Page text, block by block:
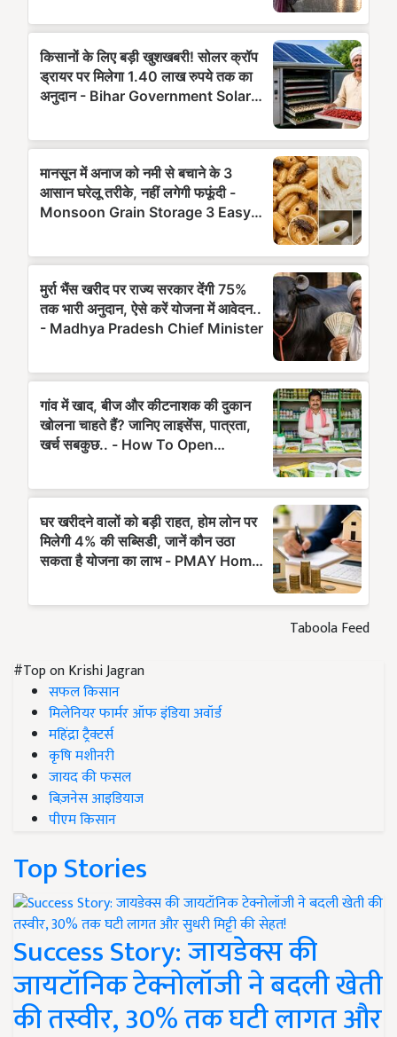
Taboola Feed
#Top on Krishi Jagran
सफल किसान
मिलेनियर फार्मर ऑफ इंडिया अवॉर्ड
महिंद्रा ट्रैक्टर्स
कृषि मशीनरी
जायद की फसल
बिज़नेस आइडियाज
पीएम किसान
Top Stories
Success Story: जायडेक्स की
जायटॉनिक टेक्नोलॉजी ने बदली खेती
की तस्वीर, 30% तक घटी लागत और